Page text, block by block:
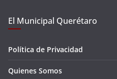
El Municipal Querétaro
Política de Privacidad
Quienes Somos